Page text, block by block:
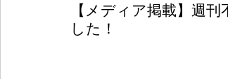
【メディア掲載】週
した！